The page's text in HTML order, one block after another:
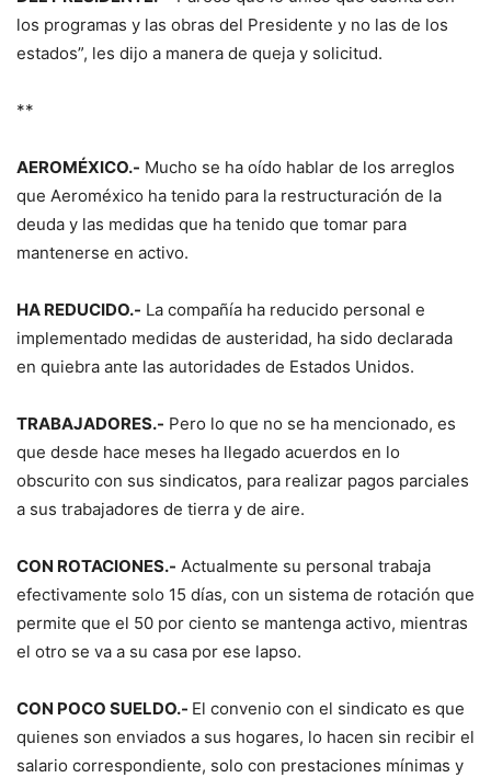
los programas y las obras del Presidente y no las de los
estados”, les dijo a manera de queja y solicitud.
**
AEROMÉXICO.- Mucho se ha oído hablar de los arreglos
que Aeroméxico ha tenido para la restructuración de la
deuda y las medidas que ha tenido que tomar para
mantenerse en activo.
HA REDUCIDO.- La compañía ha reducido personal e
implementado medidas de austeridad, ha sido declarada
en quiebra ante las autoridades de Estados Unidos.
TRABAJADORES.- Pero lo que no se ha mencionado, es
que desde hace meses ha llegado acuerdos en lo
obscurito con sus sindicatos, para realizar pagos parciales
a sus trabajadores de tierra y de aire.
CON ROTACIONES.- Actualmente su personal trabaja
efectivamente solo 15 días, con un sistema de rotación que
permite que el 50 por ciento se mantenga activo, mientras
el otro se va a su casa por ese lapso.
CON POCO SUELDO.- El convenio con el sindicato es que
quienes son enviados a sus hogares, lo hacen sin recibir el
salario correspondiente, solo con prestaciones mínimas y